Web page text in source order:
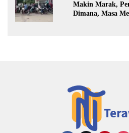
Makin Marak,
Dimana, Masa